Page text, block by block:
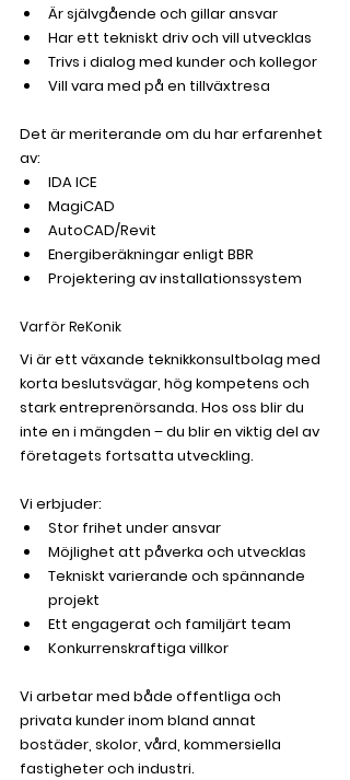
Är självgående och gillar ansvar
Har ett tekniskt driv och vill utvecklas
Trivs i dialog med kunder och kollegor
Vill vara med på en tillväxtresa
Det är meriterande om du har erfarenhet
av:
IDA ICE
MagiCAD
AutoCAD/Revit
Energiberäkningar enligt BBR
Projektering av installationssystem
Varför ReKonik
Vi är ett växande teknikkonsultbolag med
korta beslutsvägar, hög kompetens och
stark entreprenörsanda. Hos oss blir du
inte en i mängden – du blir en viktig del av
företagets fortsatta utveckling.
Vi erbjuder:
Stor frihet under ansvar
Möjlighet att påverka och utvecklas
Tekniskt varierande och spännande
projekt
Ett engagerat och familjärt team
Konkurrenskraftiga villkor
Vi arbetar med både offentliga och
privata kunder inom bland annat
bostäder, skolor, vård, kommersiella
fastigheter och industri.